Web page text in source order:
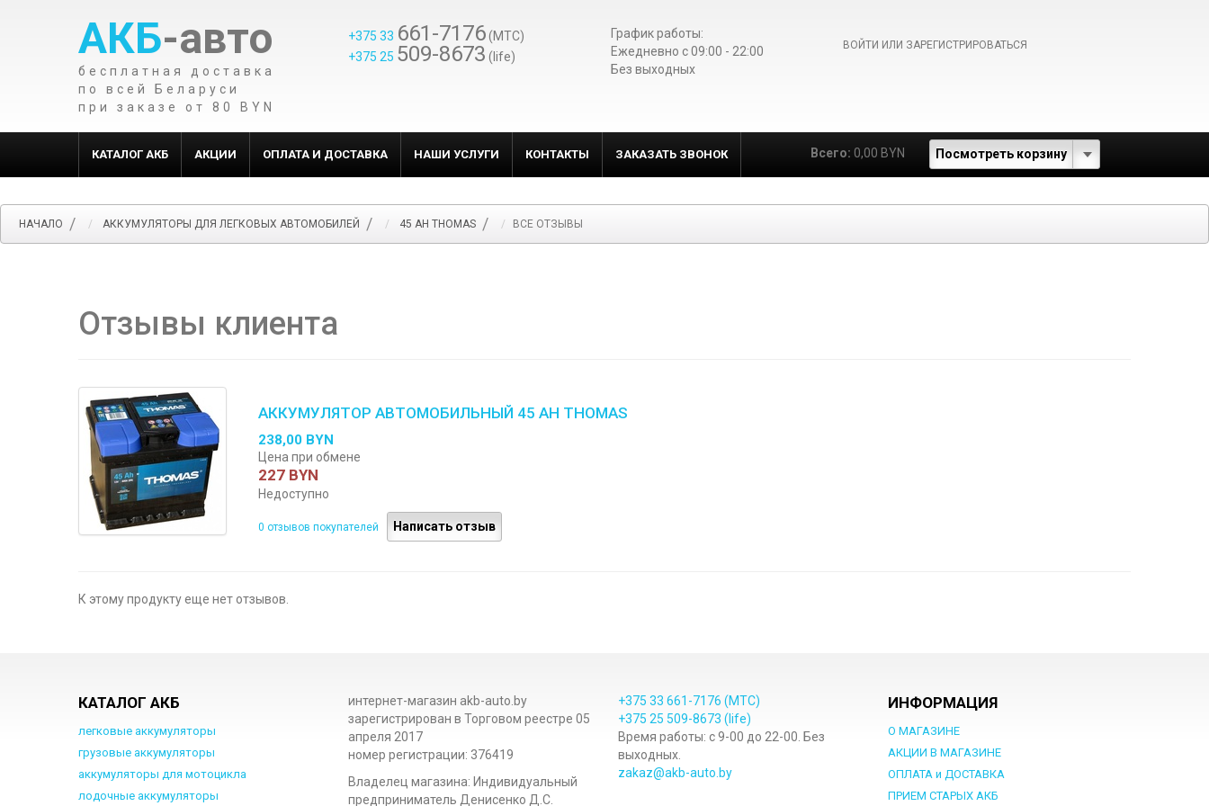
АКБ-авто
бесплатная доставка
по всей Беларуси
при заказе от 80 BYN
+375 33 661-7176(МТС)
+375 25 509-8673 (life)
График работы:
Ежедневно c 09:00 - 22:00
Без выходных
ВОЙТИ ИЛИ ЗАРЕГИСТРИРОВАТЬСЯ
КАТАЛОГ АКБ АКЦИИ ОПЛАТА И ДОСТАВКА НАШИ УСЛУГИ КОНТАКТЫ ЗАКАЗАТЬ ЗВОНОК Всего: 0,00 BYN Посмотреть корзину
НАЧАЛО АККУМУЛЯТОРЫ ДЛЯ ЛЕГКОВЫХ АВТОМОБИЛЕЙ 45 AH THOMAS ВСЕ ОТЗЫВЫ
Отзывы клиента
АККУМУЛЯТОР АВТОМОБИЛЬНЫЙ 45 AH THOMAS
238,00 BYN
Цена при обмене
227 BYN
Недоступно
0 отзывов покупателей Написать отзыв
К этому продукту еще нет отзывов.
КАТАЛОГ АКБ
легковые аккумуляторы
грузовые аккумуляторы
аккумуляторы для мотоцикла
лодочные аккумуляторы
интернет-магазин akb-auto.by
зарегистрирован в Торговом реестре 05
апреля 2017
номер регистрации: 376419
Владелец магазина: Индивидуальный
предприниматель Денисенко Д.С.
+375 33 661-7176 (МТС)
+375 25 509-8673 (life)
Время работы: с 9-00 до 22-00. Без
выходных.
zakaz@akb-auto.by
ИНФОРМАЦИЯ
О МАГАЗИНЕ
АКЦИИ В МАГАЗИНЕ
ОПЛАТА и ДОСТАВКА
ПРИЕМ СТАРЫХ АКБ